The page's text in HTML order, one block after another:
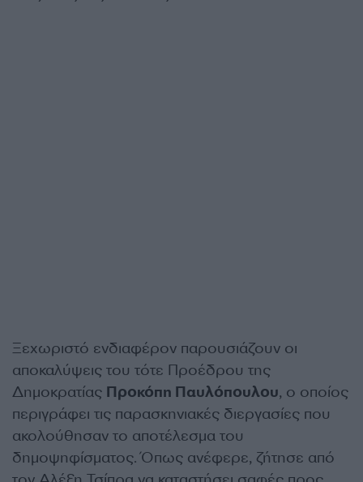
Ξεχωριστό ενδιαφέρον παρουσιάζουν οι
αποκαλύψεις του τότε Προέδρου της
Δημοκρατίας Προκόπη Παυλόπουλου, ο οποίος
περιγράφει τις παρασκηνιακές διεργασίες που
ακολούθησαν το αποτέλεσμα του
δημοψηφίσματος. Όπως ανέφερε, ζήτησε από